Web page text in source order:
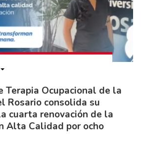
Terapia Ocupacional de la
Rosario consolida su
cuarta renovación de la
Alta Calidad por ocho